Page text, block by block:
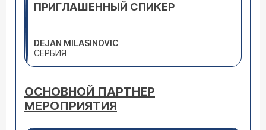
ПРИГЛАШЕННЫЙ СПИКЕР
DEJAN MILASINOVIC
СЕРБИЯ
ОСНОВНОЙ ПАРТНЕР
МЕРОПРИЯТИЯ